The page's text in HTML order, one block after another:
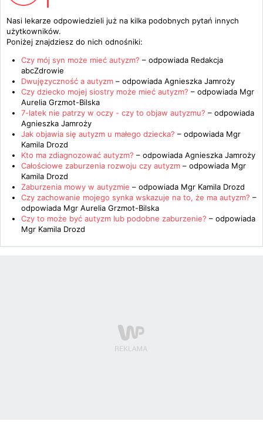
Nasi lekarze odpowiedzieli już na kilka podobnych pytań innych
użytkowników.
Poniżej znajdziesz do nich odnośniki:
Czy mój syn może mieć autyzm? – odpowiada Redakcja
abcZdrowie
Dwujęzyczność a autyzm – odpowiada Agnieszka Jamroży
Czy dziecko mojej siostry może mieć autyzm? – odpowiada Mgr
Aurelia Grzmot-Bilska
7-latek nie patrzy w oczy - czy to objaw autyzmu? – odpowiada
Agnieszka Jamroży
Jak objawia się autyzm u małego dziecka? – odpowiada Mgr
Kamila Drozd
Kto ma zdiagnozować autyzm? – odpowiada Agnieszka Jamroży
Całościowe zaburzenia rozwoju czy autyzm – odpowiada Mgr
Kamila Drozd
Zaburzenia mowy w autyzmie – odpowiada Mgr Kamila Drozd
Czy zachowanie mojego synka wskazuje na to, że ma autyzm? –
odpowiada Mgr Aurelia Grzmot-Bilska
Czy to może być autyzm lub podobne zaburzenie? – odpowiada
Mgr Kamila Drozd